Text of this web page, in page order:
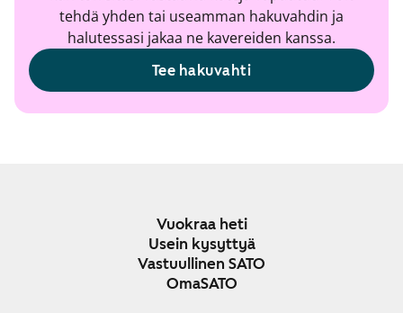
tehdä yhden tai useamman hakuvahdin ja
halutessasi jakaa ne kavereiden kanssa.
Tee hakuvahti
Vuokraa heti
Usein kysyttyä
Vastuullinen SATO
OmaSATO